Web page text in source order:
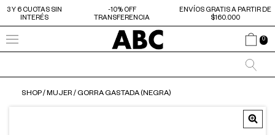
3 Y 6 CUOTAS SIN
INTERÉS
-10% OFF
TRANSFERENCIA
ENVÍOS GRATIS A PARTIR DE
$160.000
0
SHOP/ MUJER / GORRA GASTADA (NEGRA)